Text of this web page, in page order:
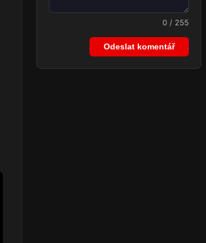
0 / 255
Odeslat komentář